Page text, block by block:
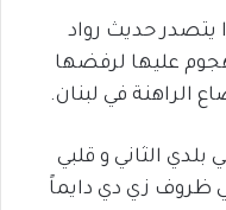
يتصدر حديث رواد
عليها لرفضها
الراهنة في لبنان.
الثاني و قلبي
ظروف زي دي دايماً